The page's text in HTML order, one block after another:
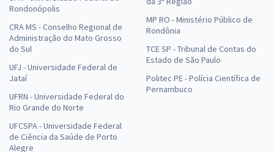
Rondonópolis
CRA MS - Conselho Regional de
Administração do Mato Grosso
do Sul
UFJ - Universidade Federal de
Jataí
UFRN - Universidade Federal do
Rio Grande do Norte
UFCSPA - Universidade Federal
de Ciência da Saúde de Porto
Alegre
MP RO - Ministério Público de
Rondônia
TCE SP - Tribunal de Contas do
Estado de São Paulo
Politec PE - Polícia Científica de
Pernambuco